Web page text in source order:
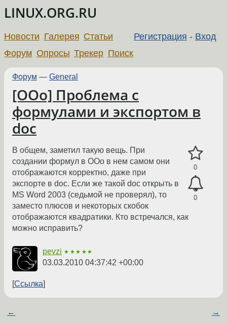
LINUX.ORG.RU
Регистрация - Вход
Новости Галерея Статьи
Форум Опросы Трекер Поиск
Форум — General
[OOo] Проблема с
формулами и экспортом в
doc
0
0
В общем, заметил такую вещь. При
создании формул в OOo в нем самом они
отображаются корректно, даже при
экспорте в doc. Если же такой doc открыть в
MS Word 2003 (седьмой не проверял), то
заместо плюсов и некоторых скобок
отображаются квадратики. Кто встречался, как
можно исправить?
pevzi ★★★★★
03.03.2010 04:37:42 +00:00
Ссылка
← →